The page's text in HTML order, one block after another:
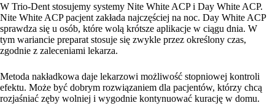
W Trio-Dent stosujemy systemy Nite White ACP i Day White ACP.
Nite White ACP pacjent zakłada najczęściej na noc. Day White ACP
sprawdza się u osób, które wolą krótsze aplikacje w ciągu dnia. W
tym wariancie preparat stosuje się zwykle przez określony czas,
zgodnie z zaleceniami lekarza.
Metoda nakładkowa daje lekarzowi możliwość stopniowej kontroli
efektu. Może być dobrym rozwiązaniem dla pacjentów, którzy chcą
rozjaśniać zęby wolniej i wygodnie kontynuować kurację w domu.